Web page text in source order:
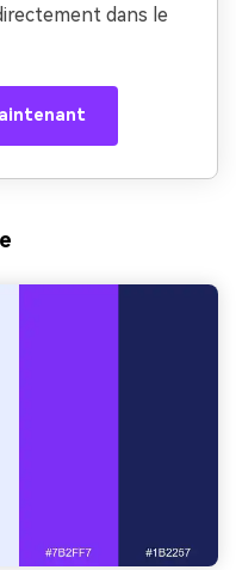
dans le